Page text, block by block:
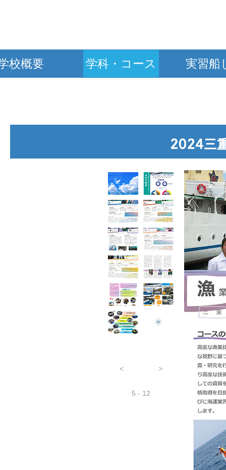
校概要 学科・コース 実習船
5 - 12
< >